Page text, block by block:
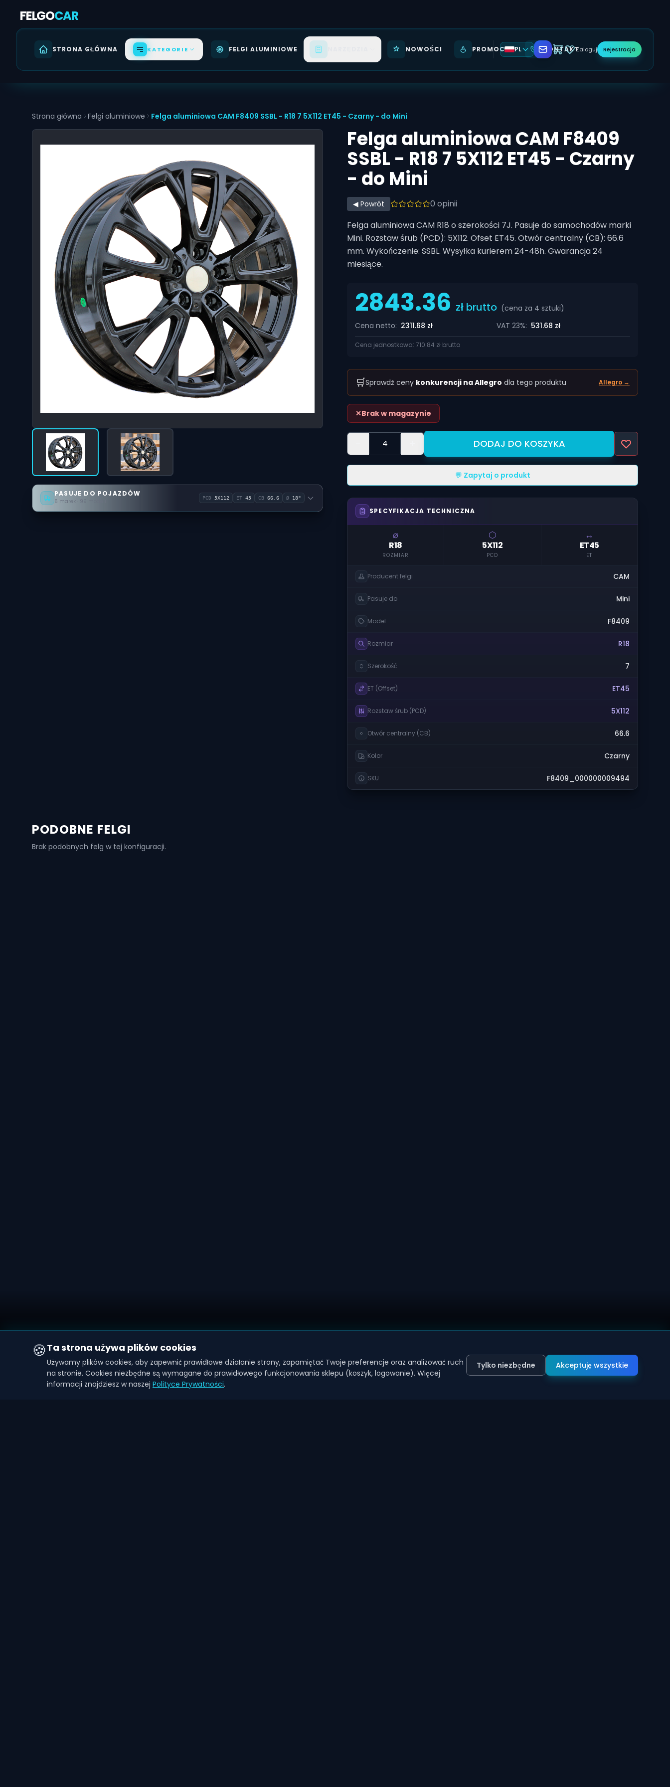
FELGOCAR
STRONA GŁÓWNA KATEGORIE
Akcesoria Felgi Aluminiowe
Felgi Premium
FELGI ALUMINIOWE
Felgi do Twojego auta
NOWOŚCI PROMOCJE KONTAKT
PL Zaloguj Rejestracja
Strona główna Felgi aluminiowe Felga aluminiowa CAM F8409 SSBL - R18 7 5X112 ET45 - Czarny - do Mini
PASUJE DO POJAZDÓW
6 marek · 99 modeli PCD 5X112 ET 45 CB 66.6 Ø 18"
Felga aluminiowa CAM F8409
SSBL - R18 7 5X112 ET45 - Czarny
- do Mini
◀ Powrót 0 opinii
Felga aluminiowa CAM R18 o szerokości 7J. Pasuje do samochodów marki
Mini. Rozstaw śrub (PCD): 5X112. Ofset ET45. Otwór centralny (CB): 66.6
mm. Wykończenie: SSBL. Wysyłka kurierem 24-48h. Gwarancja 24
miesiące.
2843.36 zł brutto (cena za 4 sztuki)
Cena netto: 2311.68 zł VAT 23%: 531.68 zł
Cena jednostkowa: 710.84 zł brutto
🛒Sprawdź ceny konkurencji na Allegro dla tego produktu Allegro →
✕Brak w magazynie
DODAJ DO KOSZYKA
💬 Zapytaj o produkt
SPECYFIKACJA TECHNICZNA
⌀
R18
ROZMIAR
⬡
5X112
PCD
↔
ET45
ET
Producent felgi CAM
Pasuje do Mini
Model F8409
Rozmiar R18
Szerokość 7
ET (Offset) ET45
Rozstaw śrub (PCD) 5X112
Otwór centralny (CB) 66.6
Kolor Czarny
SKU F8409_000000009494
PODOBNE FELGI
Brak podobnych felg w tej konfiguracji.
🍪Ta strona używa plików cookies
Używamy plików cookies, aby zapewnić prawidłowe działanie strony, zapamiętać Twoje preferencje oraz analizować ruch
na stronie. Cookies niezbędne są wymagane do prawidłowego funkcjonowania sklepu (koszyk, logowanie). Więcej
informacji znajdziesz w naszej Polityce Prywatności.
Tylko niezbędne Akceptuję wszystkie